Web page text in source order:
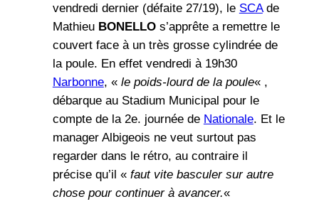
vendredi dernier (défaite 27/19), le SCAde
Mathieu BONELLO s’apprête a remettre le
couvert face à un très grosse cylindrée de
la poule. En effet vendredi à 19h30
Narbonne, « le poids-lourd de la poule« ,
débarque au Stadium Municipal pour le
compte de la 2e. journée de Nationale. Et le
manager Albigeois ne veut surtout pas
regarder dans le rétro, au contraire il
précise qu’il « faut vite basculer sur autre
chose pour continuer à avancer.«